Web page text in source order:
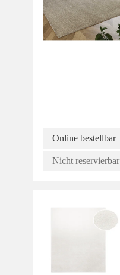
Online bestellbar
Nicht reservierbar